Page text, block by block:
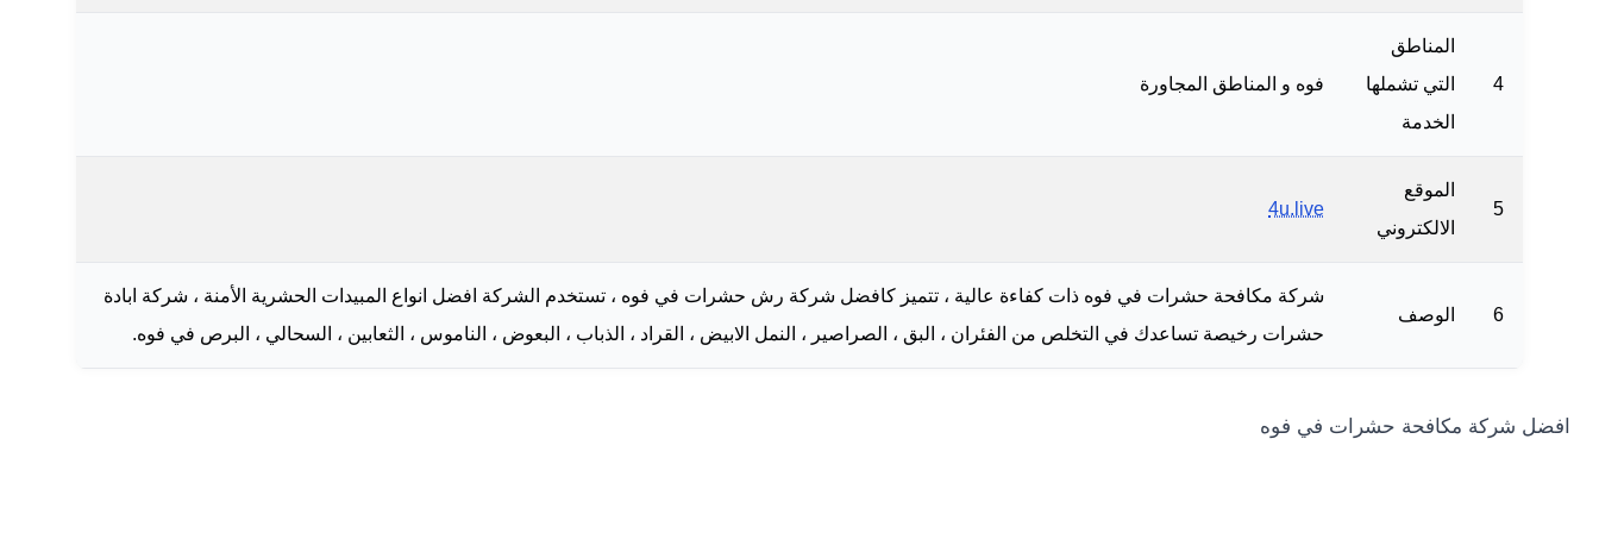
4
المناطق
التي تشملها
الخدمة
فوه و المناطق المجاورة
5
الموقع
الالكتروني
4u.live
6 الوصف
شركة مكافحة حشرات في فوه ذات كفاءة عالية ، تتميز كافضل شركة رش حشرات في فوه ، تستخدم الشركة افضل انواع المبيدات الحشرية الأمنة ، شركة ابادة
حشرات رخيصة تساعدك في التخلص من الفئران ، البق ، الصراصير ، النمل الابيض ، القراد ، الذباب ، البعوض ، الناموس ، الثعابين ، السحالي ، البرص في فوه.
افضل شركة مكافحة حشرات في فوه